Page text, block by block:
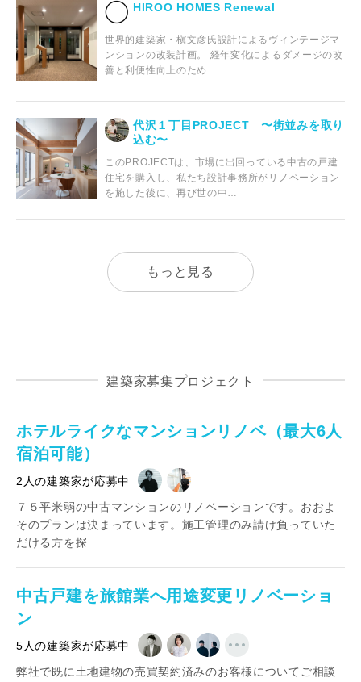
HIROO HOMES Renewal
世界的建築家・槇文彦氏設計によるヴィンテージマ
ンションの改装計画。 経年変化によるダメージの改
善と利便性向上のため…
代沢１丁目PROJECT 〜街並みを取り
込む〜
このPROJECTは、市場に出回っている中古の戸建
住宅を購入し、私たち設計事務所がリノベーション
を施した後に、再び世の中…
もっと見る
建築家募集プロジェクト
ホテルライクなマンションリノベ（最大6人
宿泊可能）
2人の建築家が応募中
７５平米弱の中古マンションのリノベーションです。おおよ
そのプランは決まっています。施工管理のみ請け負っていた
だける方を探…
中古戸建を旅館業へ用途変更リノベーショ
ン
5人の建築家が応募中
弊社で既に土地建物の売買契約済みのお客様についてご相談